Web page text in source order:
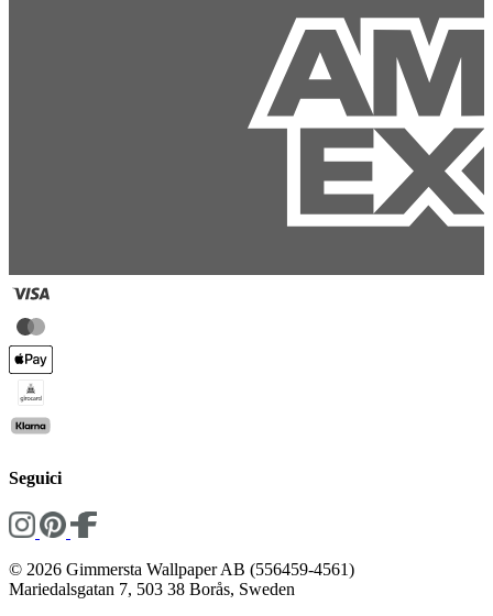
Seguici
© 2026 Gimmersta Wallpaper AB (556459-4561)
Mariedalsgatan 7, 503 38 Borås, Sweden